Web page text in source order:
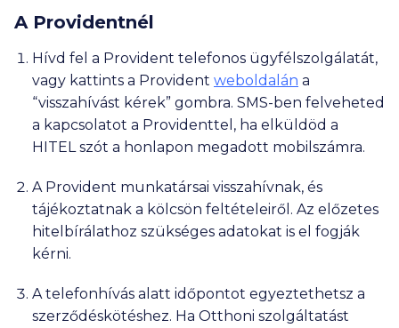
A Providentnél
Hívd fel a Provident telefonos ügyfélszolgálatát,
vagy kattints a Provident weboldalán a
“visszahívást kérek” gombra. SMS-ben felveheted
a kapcsolatot a Providenttel, ha elküldöd a
HITEL szót a honlapon megadott mobilszámra.
A Provident munkatársai visszahívnak, és
tájékoztatnak a kölcsön feltételeiről. Az előzetes
hitelbírálathoz szükséges adatokat is el fogják
kérni.
A telefonhívás alatt időpontot egyeztethetsz a
szerződéskötéshez. Ha Otthoni szolgáltatást